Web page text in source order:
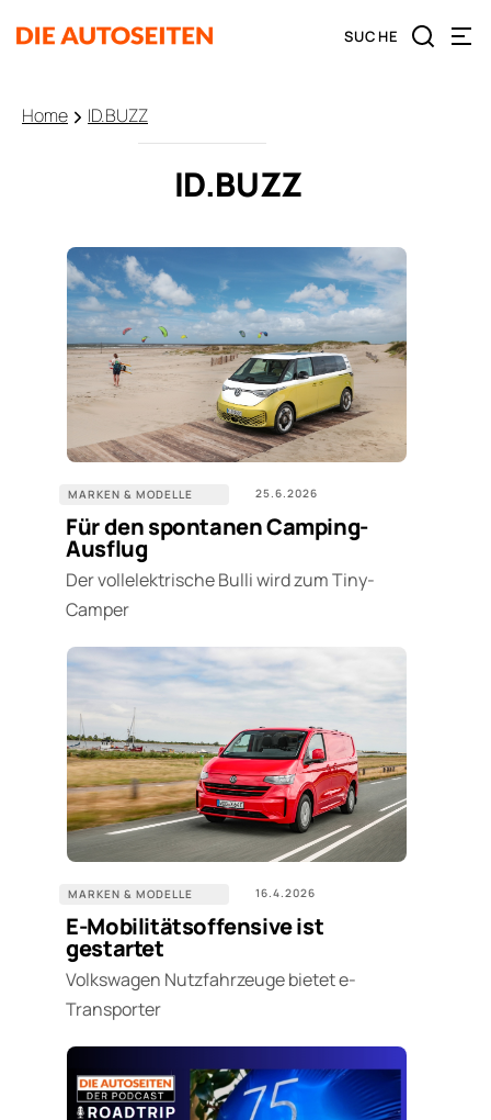
Home ID.BUZZ
ID.BUZZ
MARKEN & MODELLE 25.6.2026
Für den spontanen Camping-
Ausflug
Der vollelektrische Bulli wird zum Tiny-
Camper
MARKEN & MODELLE 16.4.2026
E-Mobilitätsoffensive ist
gestartet
Volkswagen Nutzfahrzeuge bietet e-
Transporter